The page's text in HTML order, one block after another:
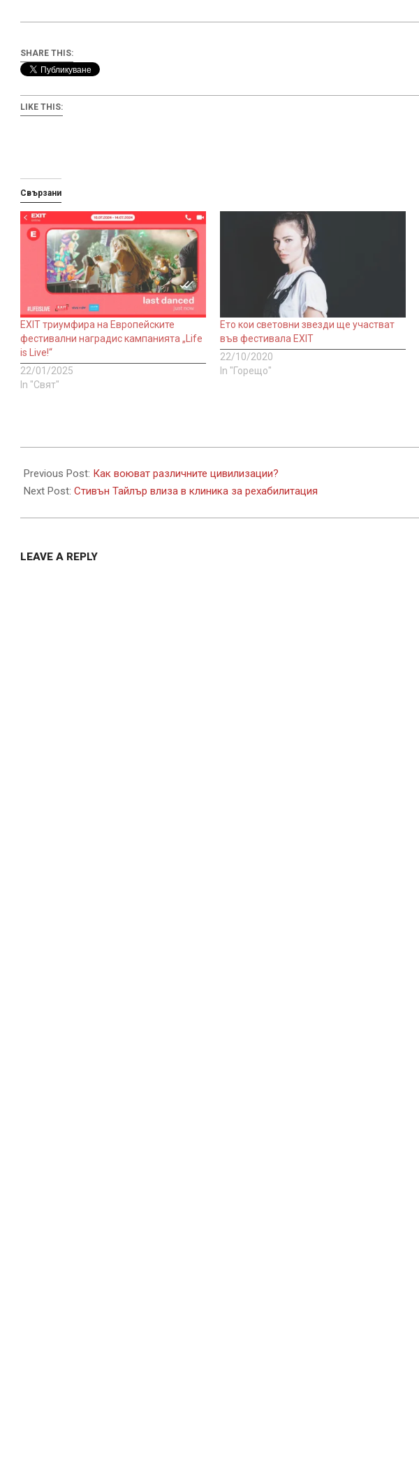
SHARE THIS:
LIKE THIS:
Свързани
EXIT триумфира на Европейските
фестивални наградис кампанията „Life
is Live!“
22/01/2025
In "Свят"
Ето кои световни звезди ще участват
във фестивала EXIT
22/10/2020
In "Горещо"
05-
25
Previous Post: Как воюват различните цивилизации?
Next Post: Стивън Тайлър влиза в клиника за рехабилитация
LEAVE A REPLY